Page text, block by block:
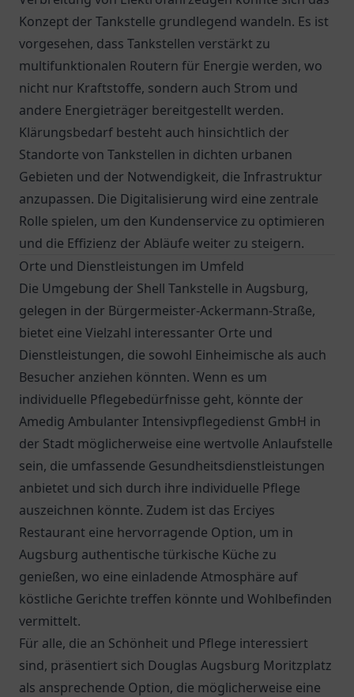
Konzept der Tankstelle grundlegend wandeln. Es ist
vorgesehen, dass Tankstellen verstärkt zu
multifunktionalen Routern für Energie werden, wo
nicht nur Kraftstoffe, sondern auch Strom und
andere Energieträger bereitgestellt werden.
Klärungsbedarf besteht auch hinsichtlich der
Standorte von Tankstellen in dichten urbanen
Gebieten und der Notwendigkeit, die Infrastruktur
anzupassen. Die Digitalisierung wird eine zentrale
Rolle spielen, um den Kundenservice zu optimieren
und die Effizienz der Abläufe weiter zu steigern.
Orte und Dienstleistungen im Umfeld
Die Umgebung der Shell Tankstelle in Augsburg,
gelegen in der Bürgermeister-Ackermann-Straße,
bietet eine Vielzahl interessanter Orte und
Dienstleistungen, die sowohl Einheimische als auch
Besucher anziehen könnten. Wenn es um
individuelle Pflegebedürfnisse geht, könnte der
Amedig Ambulanter Intensivpflegedienst GmbH in
der Stadt möglicherweise eine wertvolle Anlaufstelle
sein, die umfassende Gesundheitsdienstleistungen
anbietet und sich durch ihre individuelle Pflege
auszeichnen könnte. Zudem ist das Erciyes
Restaurant eine hervorragende Option, um in
Augsburg authentische türkische Küche zu
genießen, wo eine einladende Atmosphäre auf
köstliche Gerichte treffen könnte und Wohlbefinden
vermittelt.
Für alle, die an Schönheit und Pflege interessiert
sind, präsentiert sich Douglas Augsburg Moritzplatz
als ansprechende Option, die möglicherweise eine